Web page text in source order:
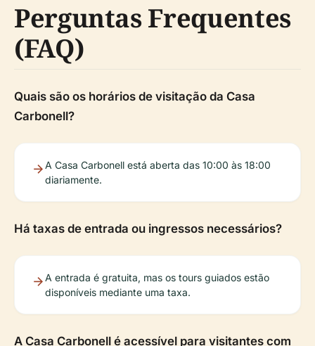
Perguntas Frequentes
(FAQ)
Quais são os horários de visitação da Casa
Carbonell?
A Casa Carbonell está aberta das 10:00 às 18:00
diariamente.
Há taxas de entrada ou ingressos necessários?
A entrada é gratuita, mas os tours guiados estão
disponíveis mediante uma taxa.
A Casa Carbonell é acessível para visitantes com